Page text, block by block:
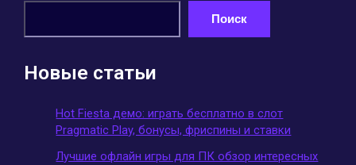
Поиск
Новые статьи
Hot Fiesta демо: играть бесплатно в слот
Pragmatic Play, бонусы, фриспины и ставки
Лучшие офлайн игры для ПК обзор интересных